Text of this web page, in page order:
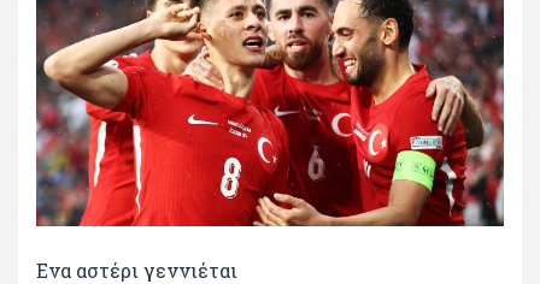
Ενα αστέρι γεννιέται